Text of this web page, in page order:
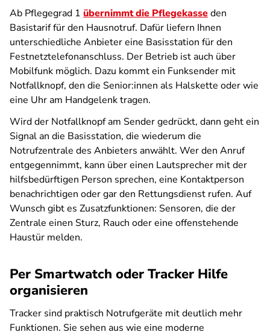
Ab Pflegegrad 1 übernimmt die Pflegekasseden
Basistarif für den Hausnotruf. Dafür liefern Ihnen
unterschiedliche Anbieter eine Basisstation für den
Festnetztelefonanschluss. Der Betrieb ist auch über
Mobilfunk möglich. Dazu kommt ein Funksender mit
Notfallknopf, den die Senior:innen als Halskette oder wie
eine Uhr am Handgelenk tragen.
Wird der Notfallknopf am Sender gedrückt, dann geht ein
Signal an die Basisstation, die wiederum die
Notrufzentrale des Anbieters anwählt. Wer den Anruf
entgegennimmt, kann über einen Lautsprecher mit der
hilfsbedürftigen Person sprechen, eine Kontaktperson
benachrichtigen oder gar den Rettungsdienst rufen. Auf
Wunsch gibt es Zusatzfunktionen: Sensoren, die der
Zentrale einen Sturz, Rauch oder eine offenstehende
Haustür melden.
Per Smartwatch oder Tracker Hilfe
organisieren
Tracker sind praktisch Notrufgeräte mit deutlich mehr
Funktionen. Sie sehen aus wie eine moderne